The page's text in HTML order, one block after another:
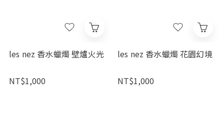
les nez 香水蠟燭 壁爐火光
NT$1,000
les nez 香水蠟燭 花園幻境
NT$1,000